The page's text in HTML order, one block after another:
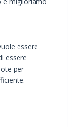
essere
essere
per